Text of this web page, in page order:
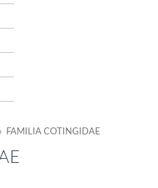
FAMILIA COTINGIDAE